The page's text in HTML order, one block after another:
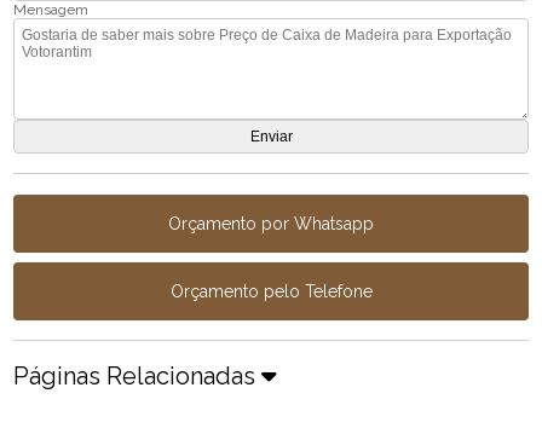
Mensagem
Orçamento por Whatsapp
Orçamento pelo Telefone
Páginas Relacionadas